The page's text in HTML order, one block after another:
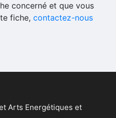
concerné et que vous
fiche, contactez-nous
Arts Energétiques et